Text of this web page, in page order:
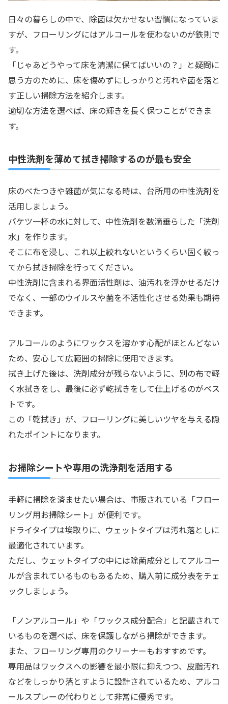
日々の暮らしの中で、除菌は欠かせない習慣になっていま
すが、フローリングにはアルコールを使わないのが鉄則で
す。
「じゃあどうやって床を清潔に保てばいいの？」と疑問に
思う方のために、床を傷めずにしっかりと汚れや菌を落と
す正しい掃除方法を紹介します。
適切な方法を選べば、床の輝きを長く保つことができま
す。
中性洗剤を薄めて拭き掃除するのが最も安全
床のべたつきや雑菌が気になる時は、台所用の中性洗剤を
活用しましょう。
バケツ一杯の水に対して、中性洗剤を数滴垂らした「洗剤
水」を作ります。
そこに布を浸し、これ以上絞れないというくらい固く絞っ
てから拭き掃除を行ってください。
中性洗剤に含まれる界面活性剤は、油汚れを浮かせるだけ
でなく、一部のウイルスや菌を不活性化させる効果も期待
できます。
アルコールのようにワックスを溶かす心配がほとんどない
ため、安心して広範囲の掃除に使用できます。
拭き上げた後は、洗剤成分が残らないように、別の布で軽
く水拭きをし、最後に必ず乾拭きをして仕上げるのがベス
トです。
この「乾拭き」が、フローリングに美しいツヤを与える隠
れたポイントになります。
お掃除シートや専用の洗浄剤を活用する
手軽に掃除を済ませたい場合は、市販されている「フロー
リング用お掃除シート」が便利です。
ドライタイプは埃取りに、ウェットタイプは汚れ落としに
最適化されています。
ただし、ウェットタイプの中には除菌成分としてアルコー
ルが含まれているものもあるため、購入前に成分表をチェ
ックしましょう。
「ノンアルコール」や「ワックス成分配合」と記載されて
いるものを選べば、床を保護しながら掃除ができます。
また、フローリング専用のクリーナーもおすすめです。
専用品はワックスへの影響を最小限に抑えつつ、皮脂汚れ
などをしっかり落とすように設計されているため、アルコ
ールスプレーの代わりとして非常に優秀です。